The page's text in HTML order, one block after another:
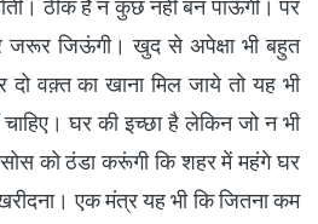
ठीक है न कुछ नहीं बन पाऊँगी। पर
जरूर जिऊंगी। खुद से अपेक्षा भी बहुत
वक़्त का खाना मिल जाये तो यह भी
घर की इच्छा है लेकिन जो न भी
को ठंडा करूंगी कि शहर में महंगे घर
एक मंत्र यह भी कि जितना कम